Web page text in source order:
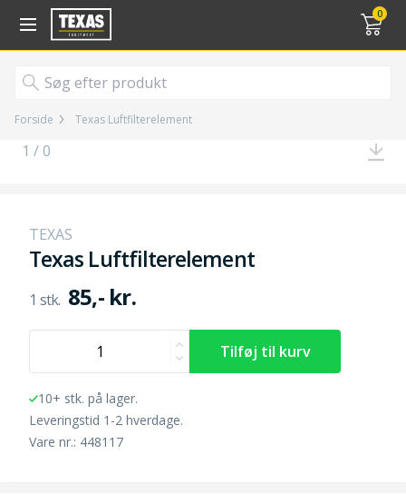
0
Gå til kurv (
Forside Texas Luftfilterelement
1 / 0
TEXAS
Texas Luftfilterelement
85,- kr.
10+ stk. på lager.
Leveringstid 1-2 hverdage.
Vare nr.: 448117